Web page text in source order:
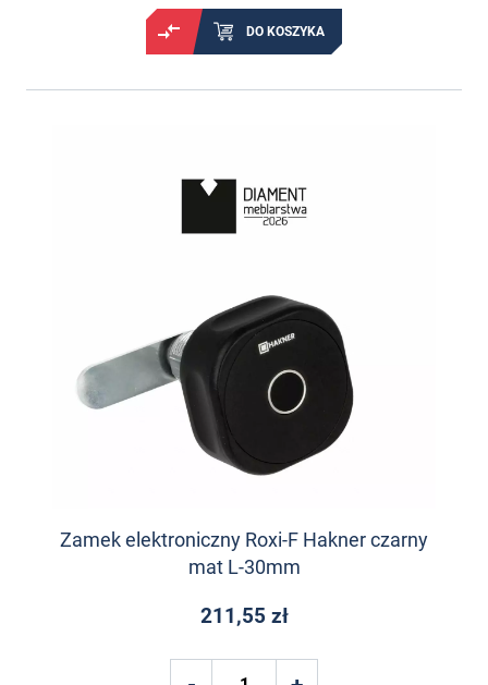
DO KOSZYKA
Zamek elektroniczny Roxi-F Hakner czarny
mat L-30mm
211,55 zł